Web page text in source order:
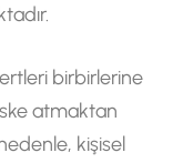
birbirlerine
atmaktan
kişisel